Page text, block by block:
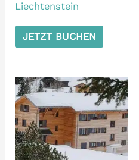
Liechtenstein
JETZT BUCHEN